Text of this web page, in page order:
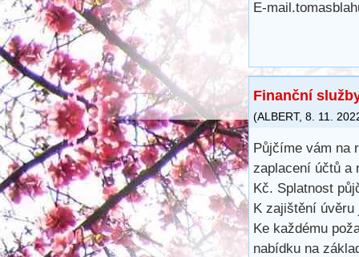
E-
Finanční
(ALBERT, 8. 11.
Půjčíme vám na
zaplacení účtů a
Kč. Splatnost
K zajištění úvěru
Ke každému
nabídku na